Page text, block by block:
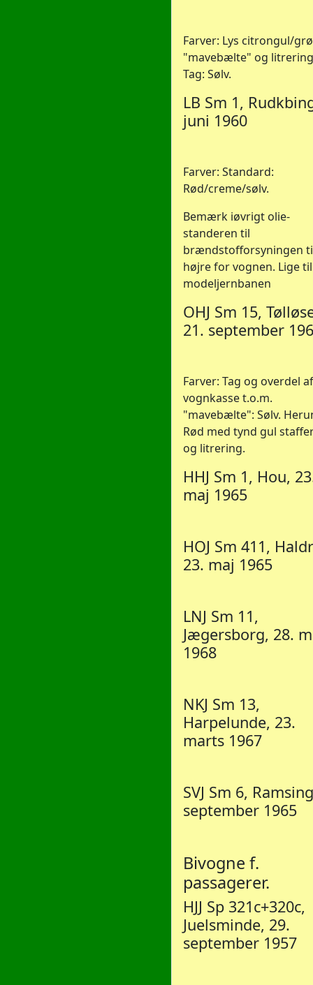
Farver: Lys citrongul/
"mavebælte" og
Tag: Sølv.
LB Sm 1,
juni 1960
Farver: Standard:
Rød/creme/sølv.
Bemærk iøvrigt olie-
standeren til
brændstofforsyningen
højre for vognen. Lige til
modeljernbanen
OHJ Sm 15,
21. september
Farver: Tag og overdel af
vognkasse t.o.m.
"mavebælte": Sølv.
Rød med tynd gul
og litrering.
HHJ Sm 1, Hou,
maj 1965
HOJ Sm 411,
23. maj 1965
LNJ Sm 11,
Jægersborg, 28.
1968
NKJ Sm 13,
Harpelunde, 23.
marts 1967
SVJ Sm 6,
september 1965
Bivogne f.
passagerer.
HJJ Sp 321c+320c,
Juelsminde, 29.
september 1957